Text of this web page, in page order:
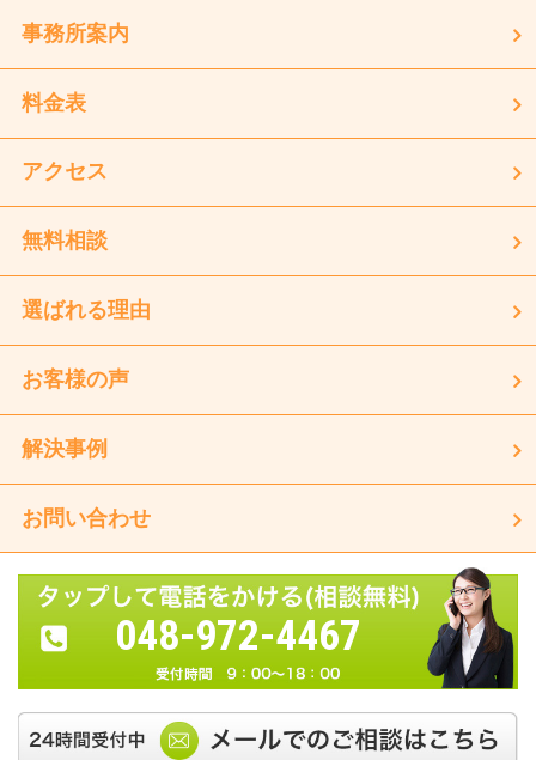
事務所案内
料金表
アクセス
無料相談
選ばれる理由
お客様の声
解決事例
お問い合わせ
048-972-4467